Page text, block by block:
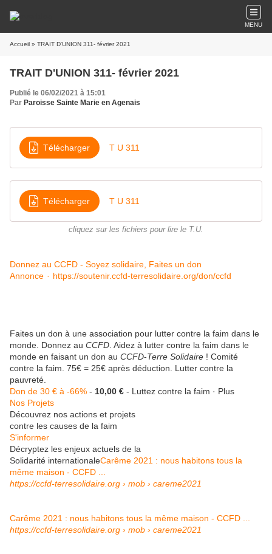
MENU
Accueil » TRAIT D'UNION 311- février 2021
TRAIT D'UNION 311- février 2021
Publié le 06/02/2021 à 15:01
Par Paroisse Sainte Marie en Agenais
Télécharger T U 311
Télécharger T U 311
cliquez sur les fichiers pour lire le T.U.
Donnez au CCFD - Soyez solidaire, Faites un don
Annonce · https://soutenir.ccfd-terresolidaire.org/don/ccfd
Faites un don à une association pour lutter contre la faim dans le
monde. Donnez au CCFD . Aidez à lutter contre la faim dans le
monde en faisant un don au CCFD-Terre Solidaire ! Comité
contre la faim. 75€ = 25€ après déduction. Lutter contre la
pauvreté.
Don de 30 € à -66% - 10,00 € - Luttez contre la faim · Plus
Nos Projets
Découvrez nos actions et projets
contre les causes de la faim
S'informer
Décryptez les enjeux actuels de la
Solidarité internationaleCarême 2021 : nous habitons tous la
même maison - CCFD ...
https://ccfd-terresolidaire.org › mob › careme2021
Carême 2021 : nous habitons tous la même maison - CCFD ...
https://ccfd-terresolidaire.org › mob › careme2021